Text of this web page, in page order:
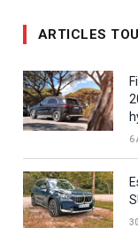
ARTICLES
6